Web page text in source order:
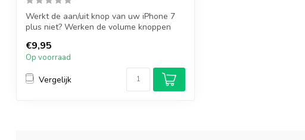
Werkt de aan/uit knop van uw iPhone 7
plus niet? Werken de volume knoppen
€9,95
Op voorraad
Vergelijk